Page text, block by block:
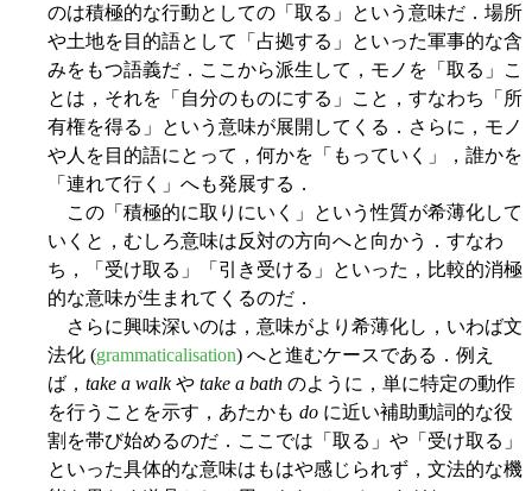
のは積極的な行動としての「取る」という意味だ．場所
や土地を目的語として「占拠する」といった軍事的な含
みをもつ語義だ．ここから派生して，モノを「取る」こ
とは，それを「自分のものにする」こと，すなわち「所
有権を得る」という意味が展開してくる．さらに，モノ
や人を目的語にとって，何かを「もっていく」，誰かを
「連れて行く」へも発展する．
この「積極的に取りにいく」という性質が希薄化して
いくと，むしろ意味は反対の方向へと向かう．すなわ
ち，「受け取る」「引き受ける」といった，比較的消極
的な意味が生まれてくるのだ．
さらに興味深いのは，意味がより希薄化し，いわば文
法化 (grammaticalisation) へと進むケースである．例え
ば， take a walkや take a bath のように，単に特定の動作
を行うことを示す，あたかも do に近い補助動詞的な役
割を帯び始めるのだ．ここでは「取る」や「受け取る」
といった具体的な意味はもはや感じられず，文法的な機